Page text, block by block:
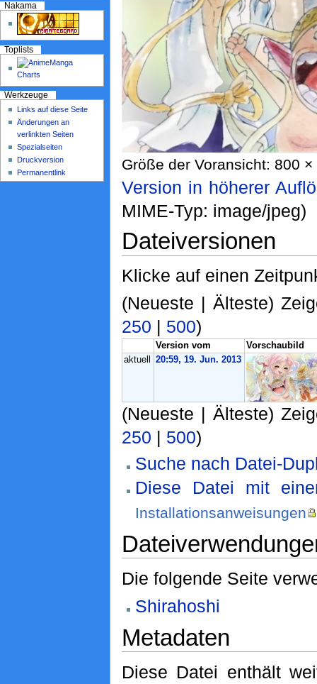
Größe der Voransicht: 800
Version in höherer
MIME-Typ: image/jpeg)
Dateiversionen
Klicke auf einen
(Neueste | Älteste)
250 | 500)
Version vom
Vorschaubild
aktuell
20:59, 19. Jun. 2013
(Neueste | Älteste)
250 | 500)
Suche nach Datei-
Diese Datei mit
Installationsanweisungen
Die folgende Seite
Shirahoshi
Metadaten
Diese Datei enthält
Nakama
Toplists
Werkzeuge
Links auf diese Seite
Änderungen an
verlinkten Seiten
Spezialseiten
Druckversion
Permanentlink